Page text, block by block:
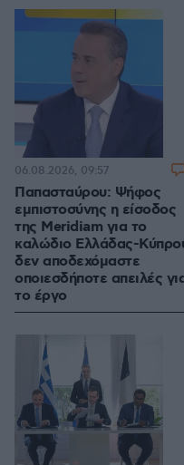
Παπασταύρου: Ψήφος
εμπιστοσύνης η είσοδος
της Meridiam για το
καλώδιο Ελλάδας-
δεν αποδεχόμαστε
οποιεσδήποτε απειλές
το έργο
06.08.2026, 09:57